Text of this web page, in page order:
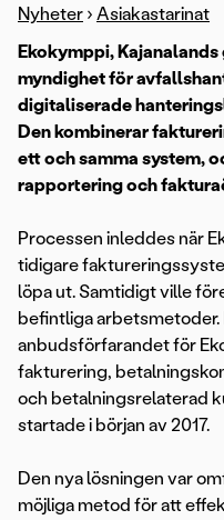
Nyheter › Asiakastarinat
Ekokymppi,
myndighet för
digitaliserade
Den kombinerar
ett och samma system,
rapportering och
Processen inleddes när
tidigare
löpa ut. Samtidigt ville
befintliga arbetsmetoder.
anbudsförfarandet för
fakturering,
och betalningsrelaterad
startade i början av 2017.
Den nya lösningen var
möjliga metod för att